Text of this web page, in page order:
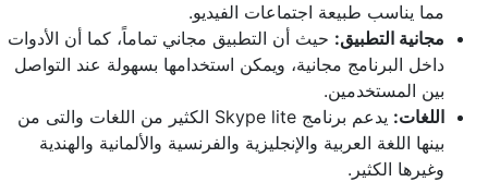
مما يناسب طبيعة اجتماعات الفيديو.
مجانية التطبيق: حيث أن التطبيق مجاني تماماً، كما أن الأدوات
داخل البرنامج مجانية، ويمكن استخدامها بسهولة عند التواصل
بين المستخدمين.
اللغات:
يدعم برنامج Skype lite الكثير من اللغات والتى من
بينها اللغة العربية والإنجليزية والفرنسية والألمانية والهندية
وغيرها الكثير.